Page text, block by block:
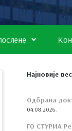
Најновије
Одбрана
04.08.2026.
ГО СТYРИА